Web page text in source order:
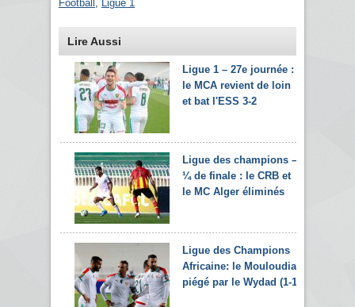
Football Ligue 1
Lire Aussi
Ligue 1 – 27e journée :
le MCA revient de loin
et bat l'ESS 3-2
Ligue des champions –
¼ de finale : le CRB et
le MC Alger éliminés
Ligue des Champions
Africaine: le Mouloudia
piégé par le Wydad (1-1)